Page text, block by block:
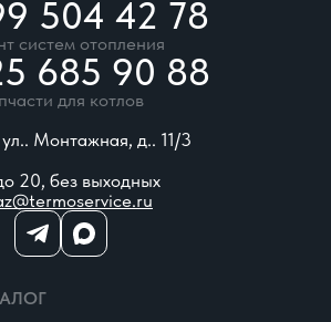
504 42 78
систем отопления
685 90 88
для котлов
Монтажная, д.. 11/3
20, без выходных